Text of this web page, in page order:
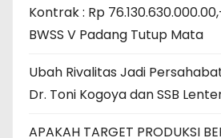
Kontrak : Rp
BWSS V Padang Tutup Mata
Ubah Rivalitas Jadi
Dr. Toni Kogoya dan SSB
APAKAH TARGET PRODUKSI